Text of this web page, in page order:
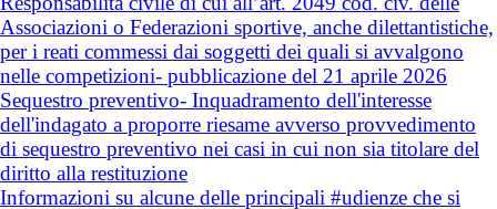
Associazioni o Federazioni sportive, anche dilettantistiche,
per i reati commessi dai soggetti dei quali si avvalgono
nelle competizioni- pubblicazione del 21 aprile 2026
Sequestro preventivo- Inquadramento dell'interesse
dell'indagato a proporre riesame avverso provvedimento
di sequestro preventivo nei casi in cui non sia titolare del
diritto alla restituzione
Informazioni su alcune delle principali #udienze che si